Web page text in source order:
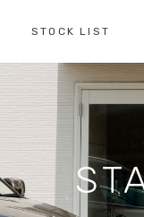
フィロソフィー
修理・点検・メ
STOCK LIST
コクスン土浦
029-846-